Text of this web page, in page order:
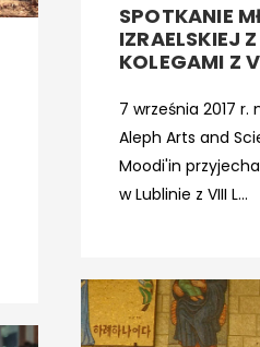
SPOTKANIE
IZRAELSKIEJ
KOLEGAMI Z
7 września 2017 r.
Aleph Arts and
Moodi'in
w Lublinie z VIII L...